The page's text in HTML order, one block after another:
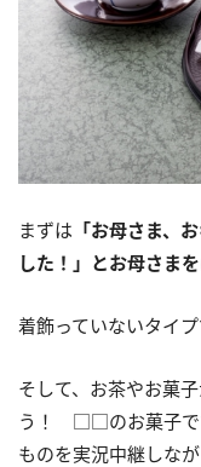
まずは 「お母さま、
した！」とお母さま
着飾っていないタイ
そして、お茶やお菓
う！ □□のお菓子で
ものを実況中継しな